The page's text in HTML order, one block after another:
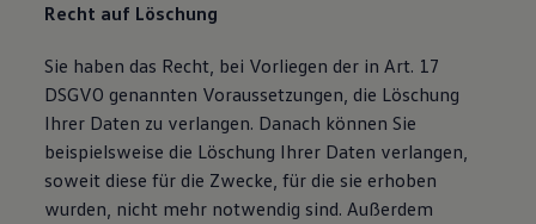
Recht auf Löschung
Sie haben das Recht, bei Vorliegen der in Art. 17
DSGVO genannten Voraussetzungen, die Löschung
Ihrer Daten zu verlangen. Danach können Sie
beispielsweise die Löschung Ihrer Daten verlangen,
soweit diese für die Zwecke, für die sie erhoben
wurden, nicht mehr notwendig sind. Außerdem